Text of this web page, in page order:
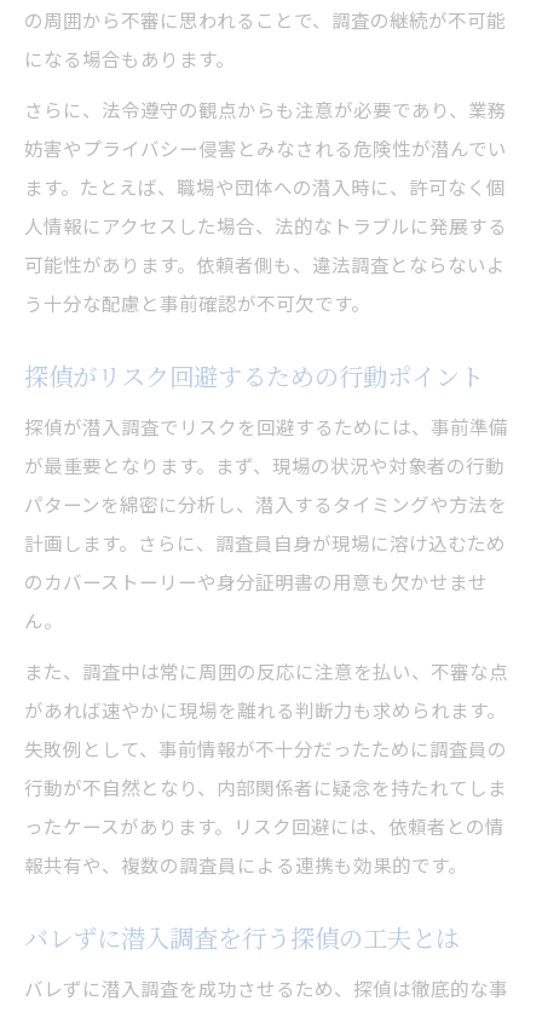
の周囲から不審に思われることで、調査の継続が不可能
になる場合もあります。
さらに、法令遵守の観点からも注意が必要であり、業務
妨害やプライバシー侵害とみなされる危険性が潜んでい
ます。たとえば、職場や団体への潜入時に、許可なく個
人情報にアクセスした場合、法的なトラブルに発展する
可能性があります。依頼者側も、違法調査とならないよ
う十分な配慮と事前確認が不可欠です。
探偵がリスク回避するための行動ポイント
探偵が潜入調査でリスクを回避するためには、事前準備
が最重要となります。まず、現場の状況や対象者の行動
パターンを綿密に分析し、潜入するタイミングや方法を
計画します。さらに、調査員自身が現場に溶け込むため
のカバーストーリーや身分証明書の用意も欠かせませ
ん。
また、調査中は常に周囲の反応に注意を払い、不審な点
があれば速やかに現場を離れる判断力も求められます。
失敗例として、事前情報が不十分だったために調査員の
行動が不自然となり、内部関係者に疑念を持たれてしま
ったケースがあります。リスク回避には、依頼者との情
報共有や、複数の調査員による連携も効果的です。
バレずに潜入調査を行う探偵の工夫とは
バレずに潜入調査を成功させるため、探偵は徹底的な事